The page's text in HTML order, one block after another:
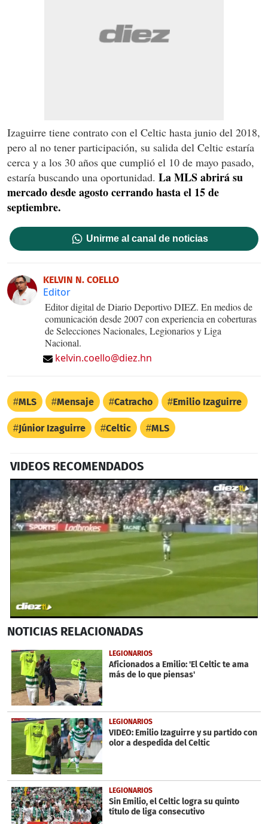
Izaguirre tiene contrato con el Celtic hasta junio del 2018,
pero al no tener participación, su salida del Celtic estaría
cerca y a los 30 años que cumplió el 10 de mayo pasado,
estaría buscando una oportunidad. La MLS abrirá su
mercado desde agosto cerrando hasta el 15 de
septiembre.
Unirme al canal de noticias
KELVIN N. COELLO
Editor
Editor digital de Diario Deportivo DIEZ. En medios de
comunicación desde 2007 con experiencia en coberturas
de Selecciones Nacionales, Legionarios y Liga
Nacional.
kelvin.coello@diez.hn
MLS Mensaje Catracho Emilio Izaguirre
Júnior Izaguirre Celtic MLS
VIDEOS RECOMENDADOS
seconds
2
minutes,
15
seconds
NOTICIAS RELACIONADAS
LEGIONARIOS
Aficionados a Emilio: 'El Celtic te ama
más de lo que piensas'
LEGIONARIOS
VIDEO: Emilio Izaguirre y su partido con
olor a despedida del Celtic
LEGIONARIOS
Sin Emilio, el Celtic logra su quinto
título de liga consecutivo